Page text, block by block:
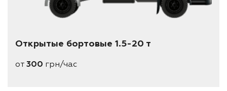
Открытые бортовые 1.5-20 т
от 300 грн/час